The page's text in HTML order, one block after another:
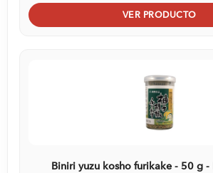
VER PRODUCTO
Biniri yuzu kosho furikake - 50 g